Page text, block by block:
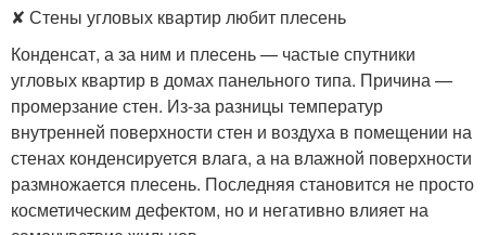
✘ Стены угловых квартир любит плесень
Конденсат, а за ним и плесень — частые спутники
угловых квартир в домах панельного типа. Причина —
промерзание стен. Из-за разницы температур
внутренней поверхности стен и воздуха в помещении на
стенах конденсируется влага, а на влажной поверхности
размножается плесень. Последняя становится не просто
косметическим дефектом, но и негативно влияет на